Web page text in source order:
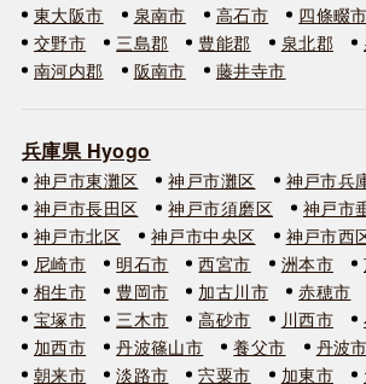
東大阪市
泉南市 高石市 四條畷市
交野市
三島郡 豊能郡 泉北郡
南河内郡
阪南市 藤井寺市
兵庫県 Hyogo
神戸市東灘区 神戸市灘区
神戸市兵
神戸市長田区
神戸市須磨区
神戸市
神戸市北区
神戸市中央区 神戸市西
尼崎市
明石市 西宮市 洲本市
相生市
豊岡市 加古川市 赤穂市
宝塚市
三木市 高砂市 川西市
加西市
丹波篠山市 養父市 丹波市
朝来市
淡路市 宍粟市 加東市